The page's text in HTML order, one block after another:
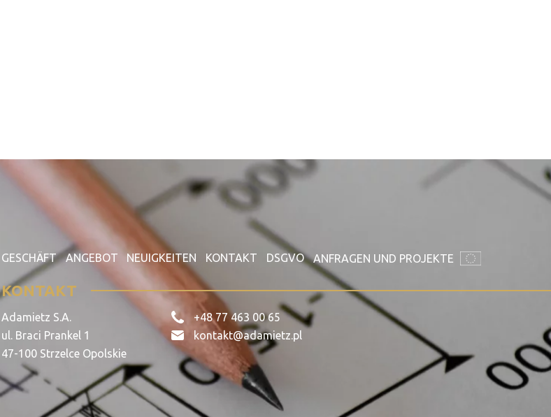
GESCHÄFT ANGEBOT NEUIGKEITEN KONTAKT DSGVO ANFRAGEN UND PROJEKTE
KONTAKT
Adamietz S.A.
ul. Braci Prankel 1
47-100 Strzelce Opolskie
+48 77 463 00 65
kontakt@adamietz.pl